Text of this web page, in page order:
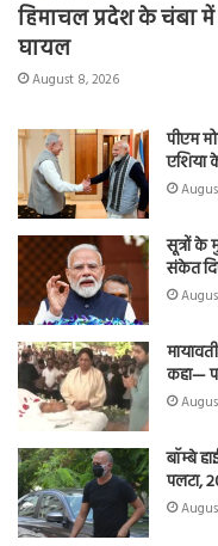
हिमाचल प्रदेश के चंबा
घायल
August 8, 2026
पीएम
एशिया
सूत्रों के
संकेत
कहा—
बॉम्बे
पलटा,